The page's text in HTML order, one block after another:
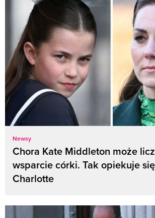
Newsy
Chora Kate Middleton może
wsparcie córki. Tak opiekuje
Charlotte